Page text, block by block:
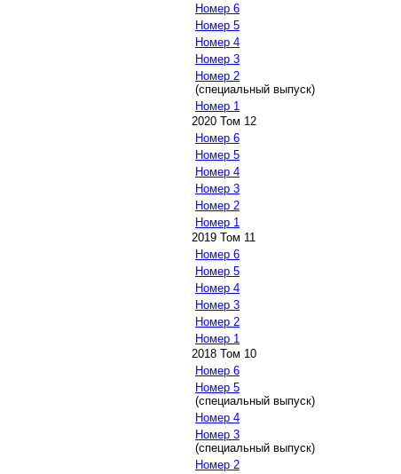
Номер 6
Номер 5
Номер 4
Номер 3
Номер 2
(специальный выпуск)
Номер 1
2020 Том 12
Номер 6
Номер 5
Номер 4
Номер 3
Номер 2
Номер 1
2019 Том 11
Номер 6
Номер 5
Номер 4
Номер 3
Номер 2
Номер 1
2018 Том 10
Номер 6
Номер 5
(специальный выпуск)
Номер 4
Номер 3
(специальный выпуск)
Номер 2